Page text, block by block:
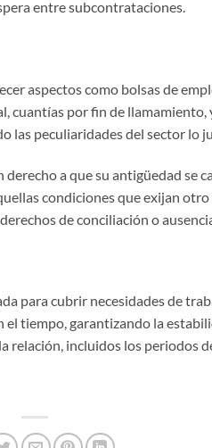
entre subcontrataciones.
aspectos como bolsas de
cuantías por fin de llamamiento,
las peculiaridades del sector lo
a que su antigüedad se
condiciones que exijan
de conciliación o
para cubrir necesidades de
tiempo, garantizando la
relación, incluidos los periodos